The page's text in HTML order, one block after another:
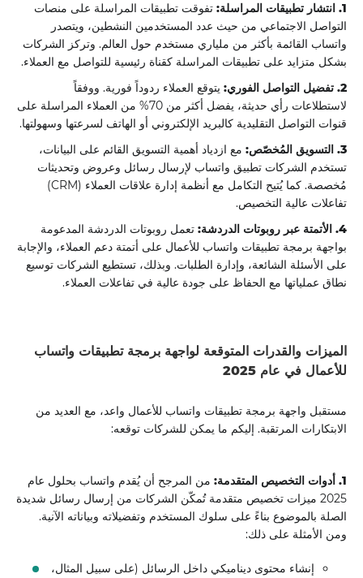
1. انتشار تطبيقات المراسلة:
تفوقت تطبيقات المراسلة على منصات
التواصل الاجتماعي من حيث عدد المستخدمين النشطين، ويتصدر
واتساب القائمة بأكثر من ملياري مستخدم حول العالم. وتركز الشركات
بشكل متزايد على تطبيقات المراسلة كقناة رئيسية للتواصل مع العملاء.
2. تفضيل التواصل الفوري:
يتوقع العملاء ردوداً فورية. ووفقاً
لاستطلاعات رأي حديثة، يفضل أكثر من 70% من العملاء المراسلة على
قنوات التواصل التقليدية كالبريد الإلكتروني أو الهاتف لسرعتها وسهولتها.
3. التسويق المُخصّص:
مع ازدياد أهمية التسويق القائم على البيانات،
تستخدم الشركات تطبيق واتساب لإرسال رسائل وعروض وتحديثات
مُخصصة. كما يُتيح التكامل مع أنظمة إدارة علاقات العملاء (CRM)
تفاعلات عالية التخصيص.
4. الأتمتة عبر روبوتات الدردشة:
تعمل روبوتات الدردشة المدعومة
بواجهة برمجة تطبيقات واتساب للأعمال على أتمتة دعم العملاء، والإجابة
على الأسئلة الشائعة، وإدارة الطلبات. وبذلك، تستطيع الشركات توسيع
نطاق عملياتها مع الحفاظ على جودة عالية في تفاعلات العملاء.
الميزات والقدرات المتوقعة لواجهة برمجة تطبيقات واتساب
للأعمال في عام 2025
مستقبل واجهة برمجة تطبيقات واتساب للأعمال واعد، مع العديد من
الابتكارات المرتقبة. إليكم ما يمكن للشركات توقعه:
1. أدوات التخصيص المتقدمة:
من المرجح أن يُقدم واتساب بحلول عام
2025 ميزات تخصيص متقدمة تُمكّن الشركات من إرسال رسائل شديدة
الصلة بالموضوع بناءً على سلوك المستخدم وتفضيلاته وبياناته الآنية.
ومن الأمثلة على ذلك:
إنشاء محتوى ديناميكي داخل الرسائل (على سبيل المثال،